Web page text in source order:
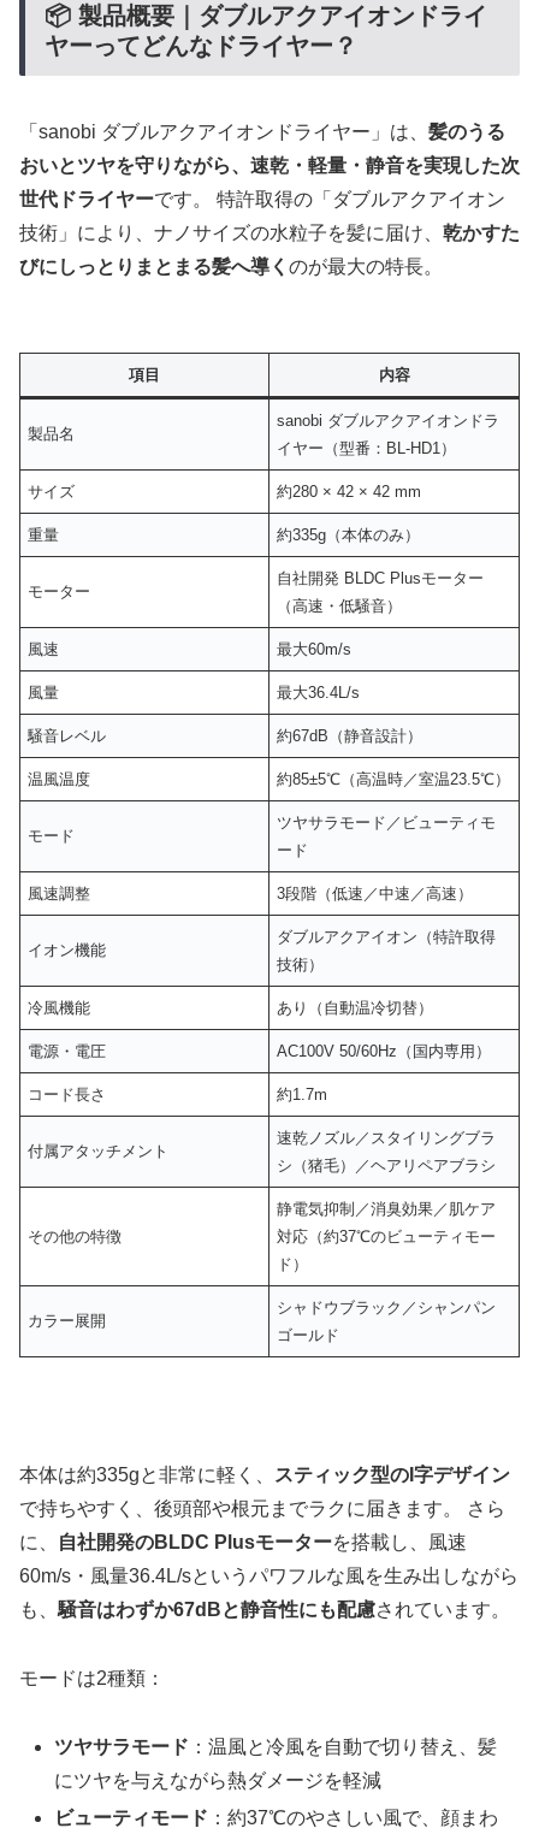
📦 製品概要｜ダブルアクアイオンドライ
ヤーってどんなドライヤー？
「sanobi ダブルアクアイオンドライヤー」は、 髪のうる
おいとツヤを守りながら、速乾・軽量・静音を実現した次
世代ドライヤーです。 特許取得の「ダブルアクアイオン
技術」により、ナノサイズの水粒子を髪に届け、 乾かすた
びにしっとりまとまる髪へ導く のが最大の特長。
項目 内容
製品名
sanobi ダブルアクアイオンドラ
イヤー（型番：BL-HD1）
サイズ 約280 × 42 × 42 mm
重量 約335g（本体のみ）
モーター
自社開発 BLDC Plusモーター
（高速・低騒音）
風速 最大60m/s
風量 最大36.4L/s
騒音レベル 約67dB（静音設計）
温風温度 約85±5℃（高温時／室温23.5℃）
モード
ツヤサラモード／ビューティモ
ード
風速調整 3段階（低速／中速／高速）
イオン機能
ダブルアクアイオン（特許取得
技術）
冷風機能 あり（自動温冷切替）
電源・電圧 AC100V 50/60Hz（国内専用）
コード長さ 約1.7m
付属アタッチメント
速乾ノズル／スタイリングブラ
シ（猪毛）／ヘアリペアブラシ
その他の特徴
静電気抑制／消臭効果／肌ケア
対応（約37℃のビューティモー
ド）
カラー展開
シャドウブラック／シャンパン
ゴールド
本体は約335gと非常に軽く、 スティック型のI字デザイン
で持ちやすく、後頭部や根元までラクに届きます。 さら
に、
自社開発のBLDC Plusモーターを搭載し、風速
60m/s・風量36.4L/sというパワフルな風を生み出しながら
も、騒音はわずか67dBと静音性にも配慮されています。
モードは2種類：
ツヤサラモード ：温風と冷風を自動で切り替え、髪
にツヤを与えながら熱ダメージを軽減
ビューティモード ：約37℃のやさしい風で、顔まわ